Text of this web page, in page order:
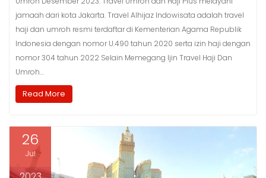
jamaah dari kota Jakarta. Travel Alhijaz Indowisata adalah travel
haji dan umroh resmi terdaftar di Kementerian Agama Republik
Indonesia dengan nomor U.490 tahun 2020 serta izin haji dengan
nomor 304 tahun 2022 Selain Memegang Ijin Travel Haji Dan
Umroh…
Read More
26
Jul